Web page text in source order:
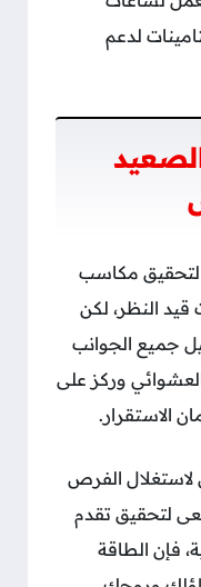
لدعم
لتحقيق مكاسب
النظر، لكن
جميع الجوانب
العشوائي وركز على
الاستقرار.
الفرص
لتحقيق تقدم
فإن الطاقة